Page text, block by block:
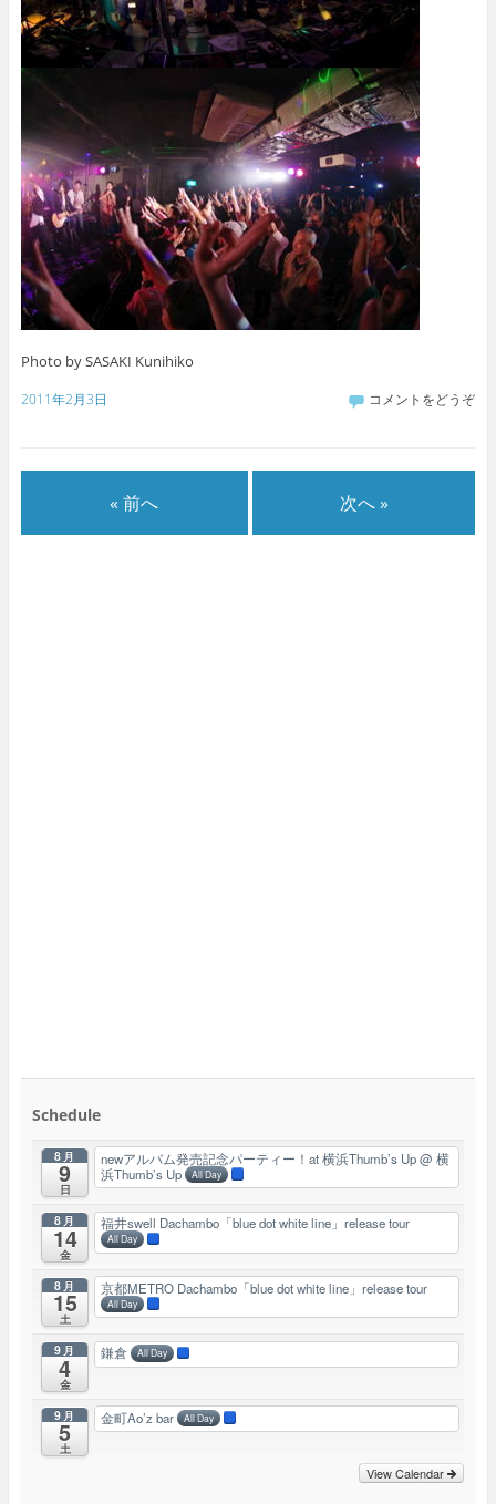
Photo by SASAKI Kunihiko
2011年2月3日 コメントをどうぞ
« 前へ 次へ »
Schedule
8月
9
日
newアルバム発売記念パーティー！at 横浜Thumb’s Up@ 横
浜Thumb’s Up
All Day
8月
14
金
福井swell Dachambo「blue dot white line」release tour
All Day
8月
15
土
京都METRO Dachambo「blue dot white line」release tour
All Day
9月
4
金
鎌倉 All Day
9月
5
土
金町Ao’z bar All Day
View Calendar